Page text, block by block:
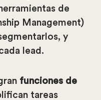
de
Management)
y
lead.
funciones de
tareas